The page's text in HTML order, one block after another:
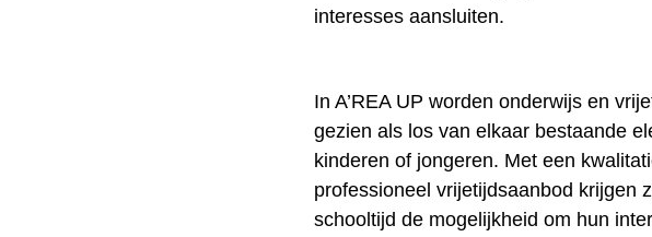
interesses aansluiten.
In A’REA UP worden onderwijs en
gezien als los van elkaar bestaande
kinderen of jongeren. Met een
professioneel vrijetijdsaanbod krijgen
schooltijd de mogelijkheid om hun